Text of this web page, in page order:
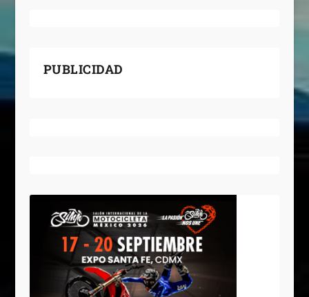
PUBLICIDAD